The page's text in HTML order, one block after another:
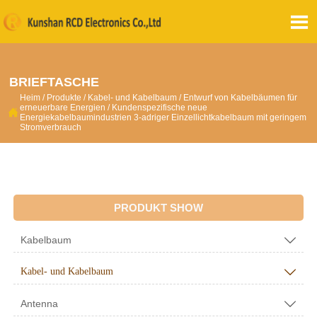

BRIEFTASCHE

Heim / Produkte / Kabel- und Kabelbaum / Entwurf von Kabelbäumen für
erneuerbare Energien / Kundenspezifische neue
Energiekabelbaumindustrien 3-adriger Einzellichtkabelbaum mit geringem
Stromverbrauch
PRODUKT SHOW
Kabelbaum 
Kabel- und Kabelbaum 
Antenna 